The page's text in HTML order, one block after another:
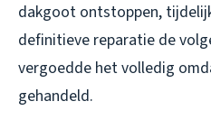
dakgoot ontstoppen,
definitieve reparatie de
vergoedde het volledig
gehandeld.